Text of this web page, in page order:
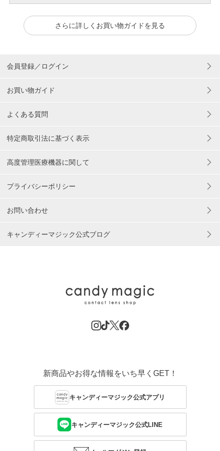
さらに詳しくお買い物ガイドを見る
会員登録／ログイン
お買い物ガイド
よくある質問
特定商取引法に基づく表示
高度管理医療機器に関して
プライバシーポリシー
お問い合わせ
キャンディーマジック公式ブログ
新商品やお得な情報をいち早くGET！
キャンディーマジック公式アプリ
キャンディーマジック公式LINE